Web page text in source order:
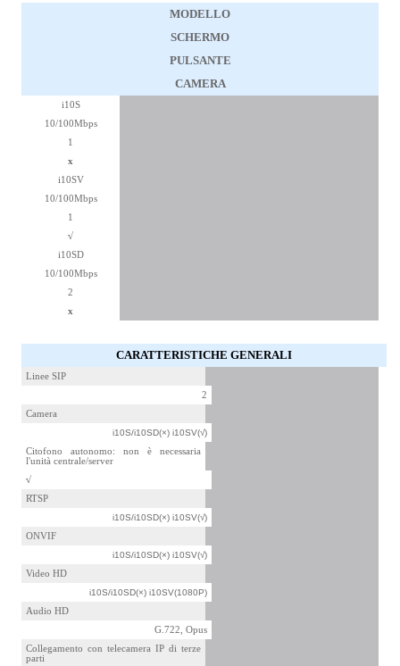
MODELLO
SCHERMO
PULSANTE
CAMERA
i10S
10/100Mbps
1
x
i10SV
10/100Mbps
1
√
i10SD
10/100Mbps
2
x
CARATTERISTICHE GENERALI
Linee SIP
2
Camera
i10S/i10SD(×) i10SV(√)
Citofono autonomo: non è necessaria
l'unità centrale/server
√
RTSP
i10S/i10SD(×) i10SV(√)
ONVIF
i10S/i10SD(×) i10SV(√)
Video HD
i10S/i10SD(×) i10SV(1080P)
Audio HD
G.722, Opus
Collegamento con telecamera IP di terze
parti